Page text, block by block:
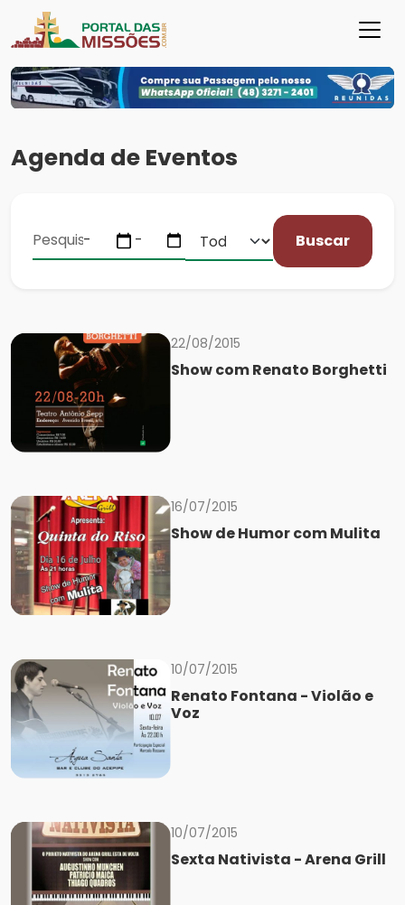
Agenda de Eventos
Buscar
22/08/2015
Show com Renato Borghetti
16/07/2015
Show de Humor com Mulita
10/07/2015
Renato Fontana - Violão e
Voz
10/07/2015
Sexta Nativista - Arena Grill